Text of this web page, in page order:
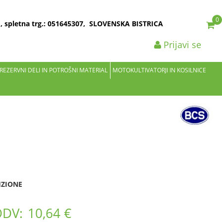
trg.: 051645307, SLOVENSKA BISTRICA 0
Prijavi se
DELI IN POTROŠNI MATERIAL
MOTOKULTIVATORJI IN KOSILNICE
10,64 €